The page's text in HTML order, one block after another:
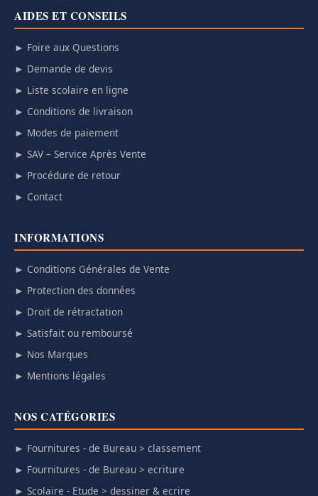
AIDES ET CONSEILS
► Foire aux Questions
► Demande de devis
► Liste scolaire en ligne
► Conditions de livraison
► Modes de paiement
► SAV – Service Après Vente
► Procédure de retour
► Contact
INFORMATIONS
► Conditions Générales de Vente
► Protection des données
► Droit de rétractation
► Satisfait ou remboursé
► Nos Marques
► Mentions légales
NOS CATÉGORIES
► Fournitures - de Bureau > classement
► Fournitures - de Bureau > ecriture
► Scolaire - Etude > dessiner & ecrire